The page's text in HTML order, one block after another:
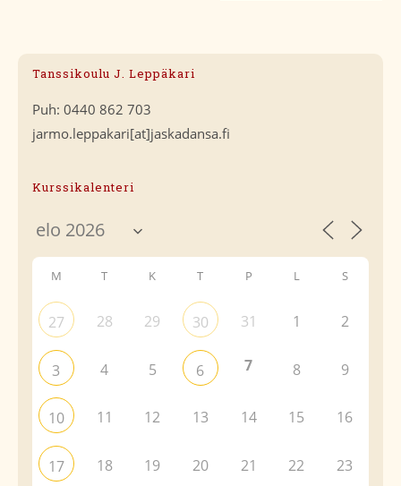
Tanssikoulu J. Leppäkari
Puh: 0440 862 703
jarmo.leppakari[at]jaskadansa.fi
Kurssikalenteri
M T K T P L S
27 28 29 30 31 1 2
3 4 5 6 7 8 9
10 11 12 13 14 15 16
17 18 19 20 21 22 23